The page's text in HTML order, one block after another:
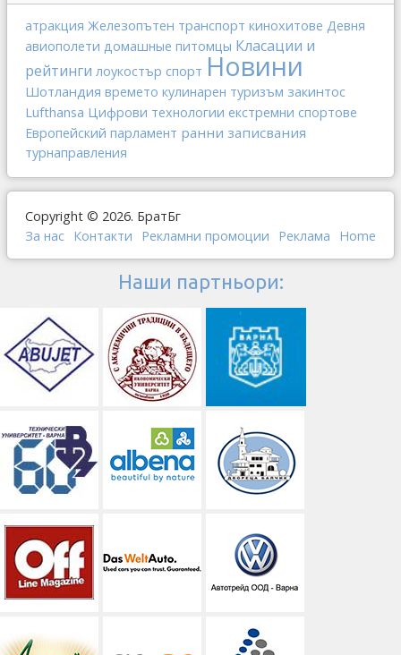
атракция Железопътен транспорт кинохитове Девня
авиополети домашные питомцы Класации и
рейтинги лоукостър спорт Новини
Шотландия времето кулинарен туризъм закинтос
Lufthansa Цифрови технологии екстремни спортове
Европейский парламент ранни записвания
турнаправления
Copyright © 2026. БратБг
За нас Контакти Рекламни промоции Реклама Home
Наши партньори: